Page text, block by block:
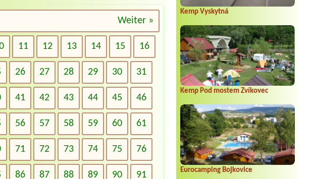
Kemp Vyskytná
Kemp Pod mostem Zvíkovec
Eurocamping Bojkovice
Weiter »
11 12 13 14 15 16
26 27 28 29 30 31
41 42 43 44 45 46
56 57 58 59 60 61
71 72 73 74 75 76
86 87 88 89 90 91